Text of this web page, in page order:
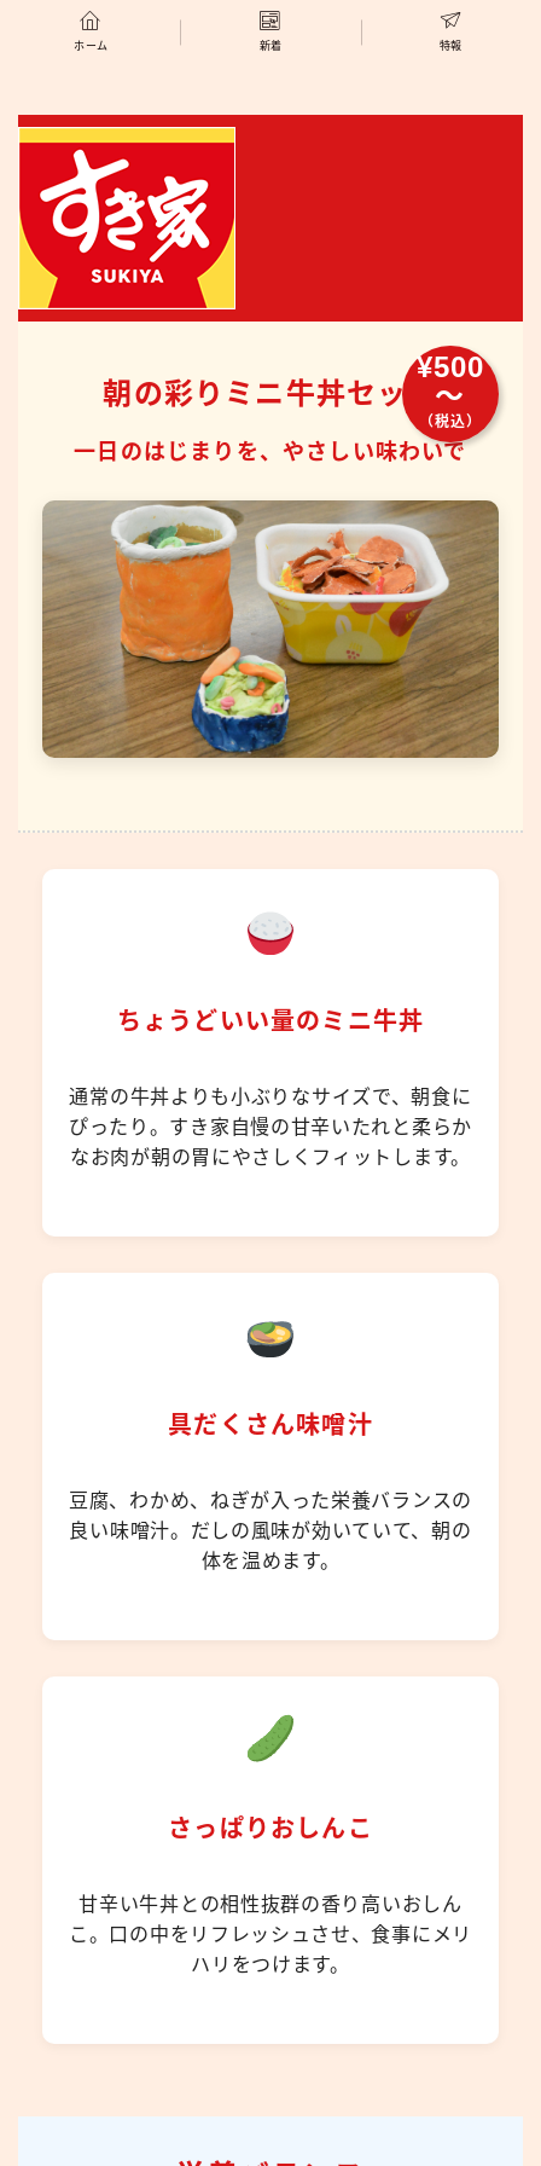
ホーム 新着 特報
朝の彩りミニ牛丼セット
一日のはじまりを、やさしい味わいで
¥500
〜
（税込）
ちょうどいい量のミニ牛丼
通常の牛丼よりも小ぶりなサイズで、朝食に
ぴったり。すき家自慢の甘辛いたれと柔らか
なお肉が朝の胃にやさしくフィットします。
具だくさん味噌汁
豆腐、わかめ、ねぎが入った栄養バランスの
良い味噌汁。だしの風味が効いていて、朝の
体を温めます。
さっぱりおしんこ
甘辛い牛丼との相性抜群の香り高いおしん
こ。口の中をリフレッシュさせ、食事にメリ
ハリをつけます。